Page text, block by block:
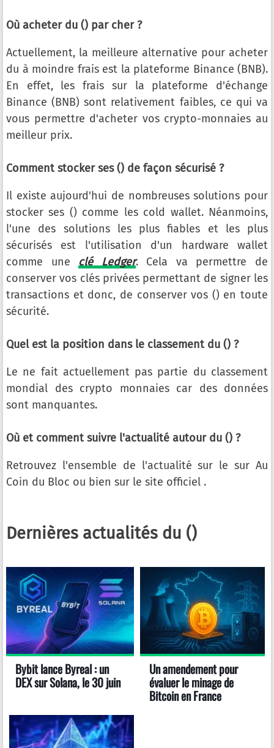
Où acheter du () par cher ?
Actuellement, la meilleure alternative pour acheter
du à moindre frais est la plateforme Binance (BNB).
En effet, les frais sur la plateforme d'échange
Binance (BNB) sont relativement faibles, ce qui va
vous permettre d'acheter vos crypto-monnaies au
meilleur prix.
Comment stocker ses () de façon sécurisé ?
Il existe aujourd'hui de nombreuses solutions pour
stocker ses () comme les cold wallet. Néanmoins,
l'une des solutions les plus fiables et les plus
sécurisés est l'utilisation d'un hardware wallet
comme une clé Ledger. Cela va permettre de
conserver vos clés privées permettant de signer les
transactions et donc, de conserver vos () en toute
sécurité.
Quel est la position dans le classement du () ?
Le ne fait actuellement pas partie du classement
mondial des crypto monnaies car des données
sont manquantes.
Où et comment suivre l'actualité autour du () ?
Retrouvez l'ensemble de l'actualité sur le sur Au
Coin du Bloc ou bien sur le site officiel .
Dernières actualités du ()
Bybit lance Byreal : un
DEX sur Solana, le 30 juin
Un amendement pour
évaluer le minage de
Bitcoin en France